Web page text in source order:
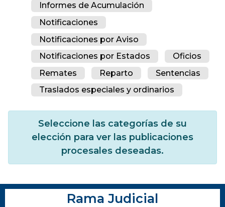
Informes de Acumulación
Notificaciones
Notificaciones por Aviso
Notificaciones por Estados
Oficios
Remates
Reparto
Sentencias
Traslados especiales y ordinarios
Seleccione las categorías de su
elección para ver las publicaciones
procesales deseadas.
Rama Judicial